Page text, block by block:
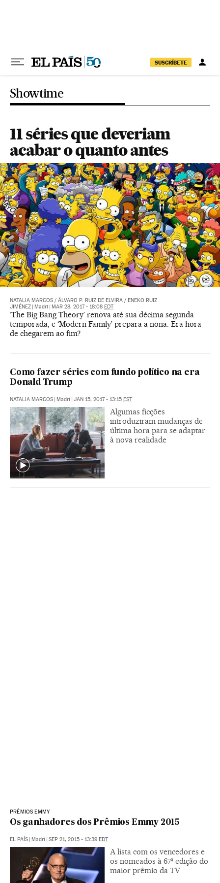
SUSCRÍBETE
Showtime
11 séries que deveriam
acabar o quanto antes
NATALIA MARCOS / ÁLVARO P. RUIZ DE ELVIRA / ENEKO RUIZ
JIMÉNEZ
Madri MAR 28, 2017 - 18:08 EDT
‘The Big Bang Theory’ renova até sua décima segunda
temporada, e ‘Modern Family’ prepara a nona. Era hora
de chegarem ao fim?
Como fazer séries com fundo político na era
Donald Trump
NATALIA MARCOS Madri JAN 15, 2017 - 13:15 EST
Algumas ficções
introduziram mudanças de
última hora para se adaptar
à nova realidade
PRÊMIOS EMMY
Os ganhadores dos Prêmios Emmy 2015
EL PAÍS Madri SEP 21, 2015 - 13:39 EDT
A lista com os vencedores e
os nomeados à 67ª edição do
maior prêmio da TV